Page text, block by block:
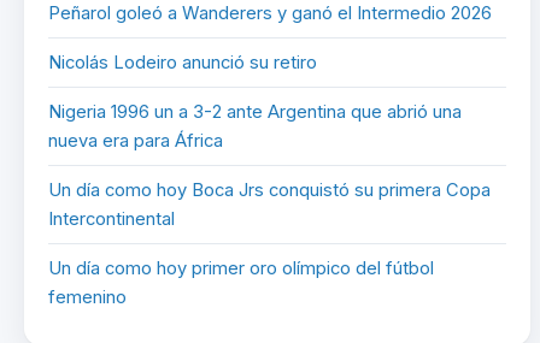
Peñarol goleó a Wanderers y ganó el Intermedio 2026
Nicolás Lodeiro anunció su retiro
Nigeria 1996 un a 3-2 ante Argentina que abrió una
nueva era para África
Un día como hoy Boca Jrs conquistó su primera Copa
Intercontinental
Un día como hoy primer oro olímpico del fútbol
femenino